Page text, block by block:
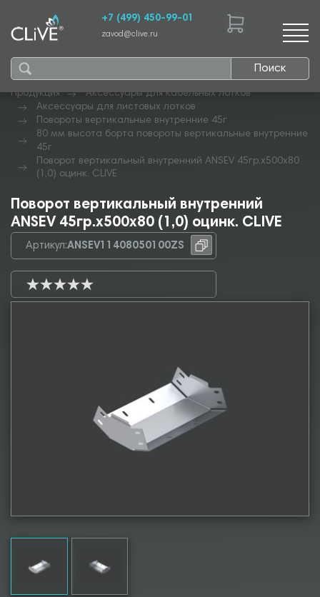
Поиск
+7 (499) 450-99-01
zavod@clive.ru
Продукция
Аксессуары для кабельных лотков
Аксессуары для листовых лотков
Повороты вертикальные внутренние 45г
80 мм высота борта повороты вертикальные внутренние
45г
Поворот вертикальный внутренний ANSEV 45гр.х500х80
(1,0) оцинк. CLIVE
Поворот вертикальный внутренний
ANSEV 45гр.х500х80 (1,0) оцинк. CLIVE
Артикул:ANSEV11408050100ZS